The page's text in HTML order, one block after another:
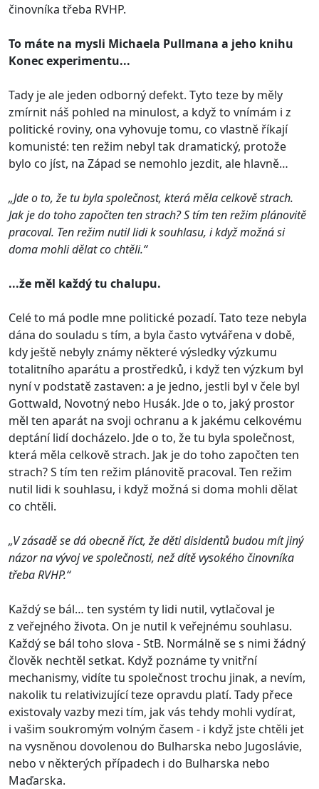
činovníka třeba RVHP.
To máte na mysli Michaela Pullmana a jeho knihu
Konec experimentu...
Tady je ale jeden odborný defekt. Tyto teze by měly
zmírnit náš pohled na minulost, a když to vnímám i z
politické roviny, ona vyhovuje tomu, co vlastně říkají
komunisté: ten režim nebyl tak dramatický, protože
bylo co jíst, na Západ se nemohlo jezdit, ale hlavně…
„Jde o to, že tu byla společnost, která měla celkově strach.
Jak je do toho započten ten strach? S tím ten režim plánovitě
pracoval. Ten režim nutil lidi k souhlasu, i když možná si
doma mohli dělat co chtěli.“
...že měl každý tu chalupu.
Celé to má podle mne politické pozadí. Tato teze nebyla
dána do souladu s tím, a byla často vytvářena v době,
kdy ještě nebyly známy některé výsledky výzkumu
totalitního aparátu a prostředků, i když ten výzkum byl
nyní v podstatě zastaven: a je jedno, jestli byl v čele byl
Gottwald, Novotný nebo Husák. Jde o to, jaký prostor
měl ten aparát na svoji ochranu a k jakému celkovému
deptání lidí docházelo. Jde o to, že tu byla společnost,
která měla celkově strach. Jak je do toho započten ten
strach? S tím ten režim plánovitě pracoval. Ten režim
nutil lidi k souhlasu, i když možná si doma mohli dělat
co chtěli.
„V zásadě se dá obecně říct, že děti disidentů budou mít jiný
názor na vývoj ve společnosti, než dítě vysokého činovníka
třeba RVHP.“
Každý se bál… ten systém ty lidi nutil, vytlačoval je
z veřejného života. On je nutil k veřejnému souhlasu.
Každý se bál toho slova - StB. Normálně se s nimi žádný
člověk nechtěl setkat. Když poznáme ty vnitřní
mechanismy, vidíte tu společnost trochu jinak, a nevím,
nakolik tu relativizující teze opravdu platí. Tady přece
existovaly vazby mezi tím, jak vás tehdy mohli vydírat,
i vašim soukromým volným časem - i když jste chtěli jet
na vysněnou dovolenou do Bulharska nebo Jugoslávie,
nebo v některých případech i do Bulharska nebo
Maďarska.